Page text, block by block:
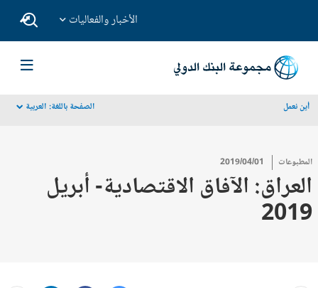
الأخبار والفعاليات
أين نعمل الصفحة باللغة:العربية dropdown
المطبوعات 2019/04/01
العراق: الآفاق الاقتصادية- أبريل
2019